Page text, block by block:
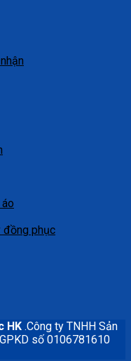
đồng phục
HK .Công ty TNHH Sản
số 0106781610